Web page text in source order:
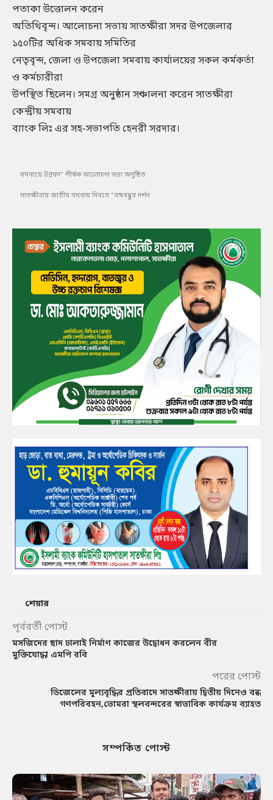
পতাকা উত্তোলন করেন
অতিথিবৃন্দ। আলোচনা সভায় সাতক্ষীরা সদর উপজেলার
১৫০টির অধিক সমবায় সমিতির
নেতৃবৃন্দ, জেলা ও উপজেলা সমবায় কার্যালয়ের সকল কর্মকর্তা
ও কর্মচারীরা
উপস্থিত ছিলেন। সমগ্র অনুষ্ঠান সঞ্চালনা করেন সাতক্ষীরা
কেন্দ্রীয় সমবায়
ব্যাংক লিঃ এর সহ-সভাপতি হেনরী সরদার।
সমবায়ে উন্নয়ন” শীর্ষক আলোচনা সভা অনুষ্ঠিত
সাতক্ষীরায় জাতীয় সমবায় দিবসে “বঙ্গবন্ধুর দর্শন
শেয়ার
পূর্ববর্তী পোস্ট
মসজিদের ছাদ ঢালাই নির্মাণ কাজের উদ্বোধন করলেন বীর
মুক্তিযোদ্ধা এমপি রবি
পরের পোস্ট
ডিজেলের মূল্যবৃদ্ধির প্রতিবাদে সাতক্ষীরায় দ্বিতীয় দিনেও বন্ধ
গণপরিবহন,ভোমরা স্থলবন্দরের স্বাভাবিক কার্যক্রম ব্যাহত
সম্পর্কিত পোস্ট